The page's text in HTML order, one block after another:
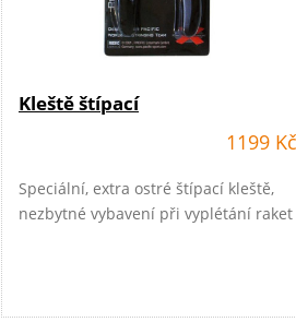
Kleště štípací
1199 Kč
Speciální, extra ostré štípací kleště,
nezbytné vybavení při vyplétání raket